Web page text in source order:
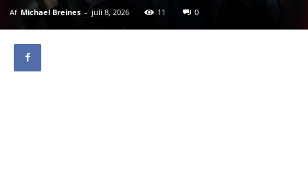
Af Michael Breines - juli 8, 2026 11 0